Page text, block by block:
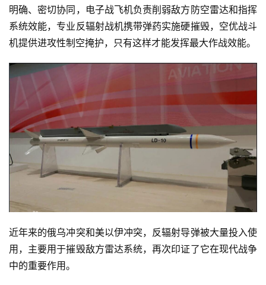
明确、密切协同，电子战飞机负责削弱敌方防空雷达和指挥
系统效能，专业反辐射战机携带弹药实施硬摧毁，空优战斗
机提供进攻性制空掩护，只有这样才能发挥最大作战效能。
近年来的俄乌冲突和美以伊冲突，反辐射导弹被大量投入使
用，主要用于摧毁敌方雷达系统，再次印证了它在现代战争
中的重要作用。